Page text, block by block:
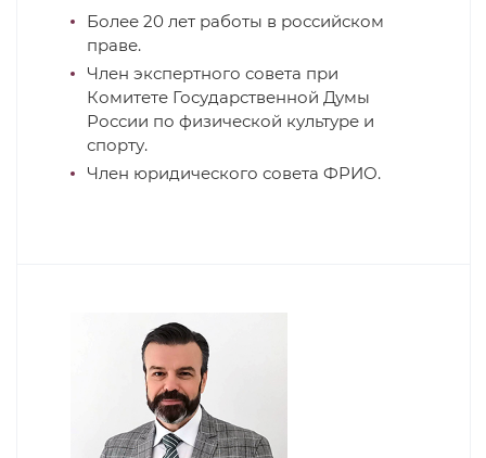
Более 20 лет работы в российском
праве.
Член экспертного совета при
Комитете Государственной Думы
России по физической культуре и
спорту.
Член юридического совета ФРИО.